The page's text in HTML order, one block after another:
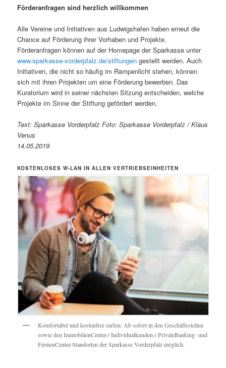
Förderanfragen sind herzlich willkommen
Alle Vereine und Initiativen aus Ludwigshafen haben erneut die
Chance auf Förderung ihrer Vorhaben und Projekte.
Förderanfragen können auf der Homepage der Sparkasse unter
www.sparkasse-vorderpfalz.de/stiftungen gestellt werden. Auch
Initiativen, die nicht so häufig im Rampenlicht stehen, können
sich mit ihren Projekten um eine Förderung bewerben. Das
Kuratorium wird in seiner nächsten Sitzung entscheiden, welche
Projekte im Sinne der Stiftung gefördert werden.
Text: Sparkasse Vorderpfalz Foto: Sparkasse Vorderpfalz / Klaus
Venus
14.05.2019
KOSTENLOSES W-LAN IN ALLEN VERTRIEBSEINHEITEN
Komfortabel und kostenfrei surfen: Ab sofort in den Geschäftsstellen
sowie den ImmobilienCenter-/ Individualkunden-/ PrivateBanking- und
FirmenCenter-Standorten der Sparkasse Vorderpfalz möglich.